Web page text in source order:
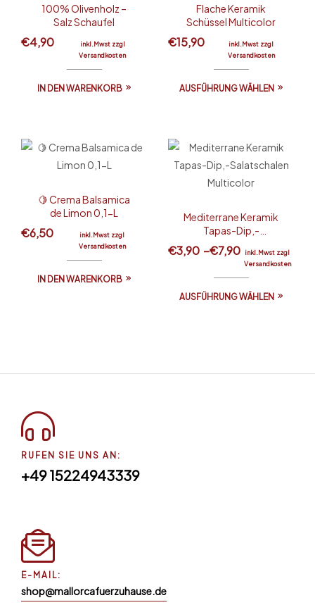
100% Olivenholz –
Salz Schaufel
€4,90
inkl.Mwst zzgl
Versandkosten
IN DEN WARENKORB
Flache Keramik
Schüssel Multicolor
€15,90
inkl.Mwst zzgl
Versandkosten
AUSFÜHRUNG WÄHLEN
🍋 Crema Balsamica
de Limon 0,1-L
€6,50
inkl.Mwst zzgl
Versandkosten
IN DEN WARENKORB
Mediterrane Keramik
Tapas-Dip,-
Salatschalen
Multicolor
€3,90 –€7,90
inkl.Mwst zzgl
Versandkosten
AUSFÜHRUNG WÄHLEN
RUFEN SIE UNS AN:
+49 15224943339
E-MAIL:
shop@mallorcafuerzuhause.de